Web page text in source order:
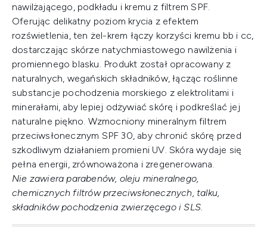
nawilżającego, podkładu i kremu z filtrem SPF.
Oferując delikatny poziom krycia z efektem
rozświetlenia, ten żel-krem łączy korzyści kremu bb i cc,
dostarczając skórze natychmiastowego nawilżenia i
promiennego blasku. Produkt został opracowany z
naturalnych, wegańskich składników, łącząc roślinne
substancje pochodzenia morskiego z elektrolitami i
minerałami, aby lepiej odżywiać skórę i podkreślać jej
naturalne piękno. Wzmocniony mineralnym filtrem
przeciwsłonecznym SPF 30, aby chronić skórę przed
szkodliwym działaniem promieni UV. Skóra wydaje się
pełna energii, zrównoważona i zregenerowana.
Nie zawiera parabenów, oleju mineralnego,
chemicznych filtrów przeciwsłonecznych, talku,
składników pochodzenia zwierzęcego i SLS.